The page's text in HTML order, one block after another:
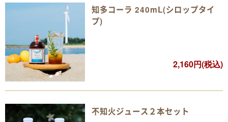
知多コーラ 240mL(シロップタイ
プ)
2,160円(税込)
不知火ジュース２本セット